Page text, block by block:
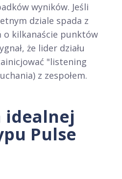
wyników. Jeśli
dziale spada z
o kilkanaście punktów
że lider działu
"listening
z zespołem.
idealnej
Pulse